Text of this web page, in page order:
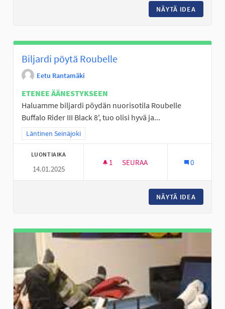
NÄYTÄ IDEA
Biljardi pöytä Roubelle
Eetu Rantamäki
ETENEE ÄÄNESTYKSEEN
Haluamme biljardi pöydän nuorisotila Roubelle
Buffalo Rider III Black 8', tuo olisi hyvä ja...
Rajaa tulokset teeman mukaan: Läntinen Seinäjoki
Läntinen Seinäjoki
LUONTIAIKA
14.01.2025
1 1 SEURAAJA
SEURAA 0
NÄYTÄ IDEA